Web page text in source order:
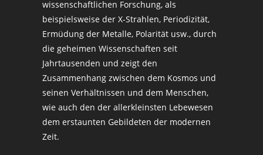
wissenschaftlichen Forschung, als
beispielsweise der X-Strahlen, Periodizität,
Ermüdung der Metalle, Polarität usw., durch
die geheimen Wissenschaften seit
Jahrtausenden und zeigt den
Zusammenhang zwischen dem Kosmos und
seinen Verhältnissen und dem Menschen,
wie auch den der allerkleinsten Lebewesen
dem erstaunten Gebildeten der modernen
Zeit.